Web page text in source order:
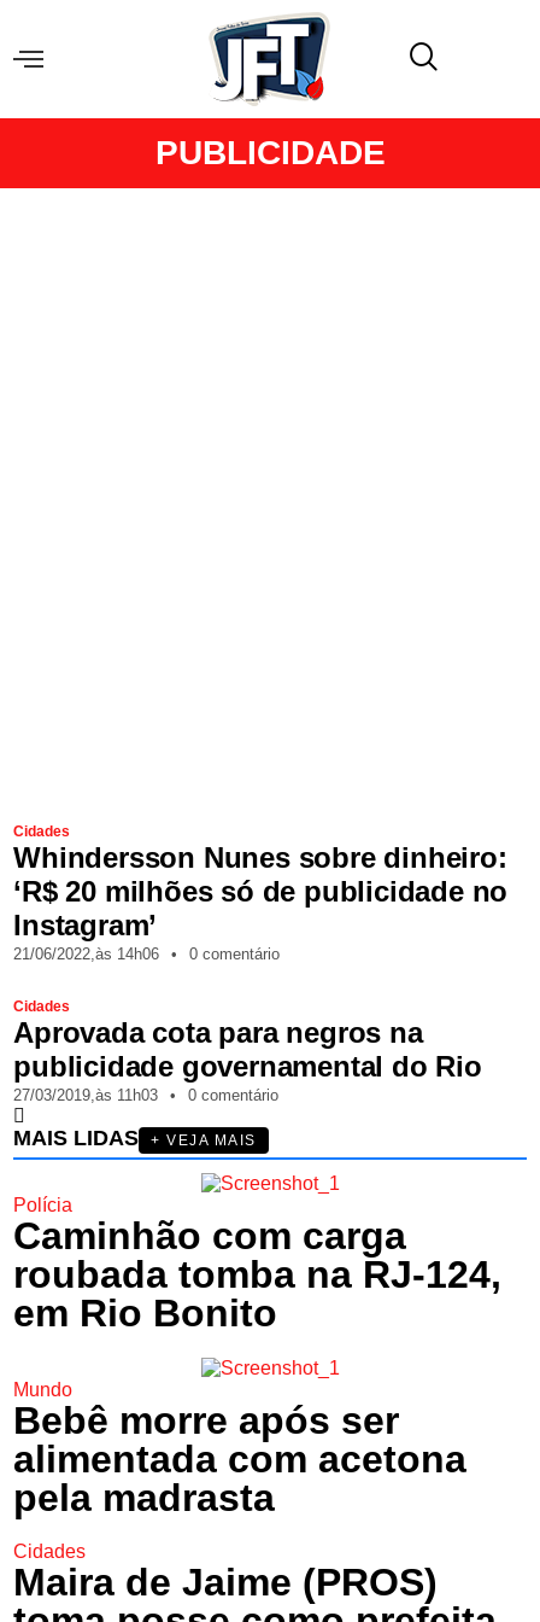
PUBLICIDADE
Cidades
Whindersson Nunes sobre dinheiro:
‘R$ 20 milhões só de publicidade no
Instagram’
21/06/2022,às 14h06 • 0 comentário
Cidades
Aprovada cota para negros na
publicidade governamental do Rio
27/03/2019,às 11h03 • 0 comentário
MAIS LIDAS + VEJA MAIS
Polícia
Caminhão com carga
roubada tomba na RJ-124,
em Rio Bonito
Mundo
Bebê morre após ser
alimentada com acetona
pela madrasta
Cidades
Maira de Jaime (PROS)